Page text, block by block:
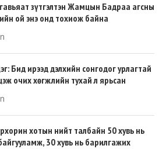
зүтгэлтэн Жамцын Бадраа агсны
ой энэ онд тохиож байна
Бид ирээд дэлхийн сонгодог урлагтай
очих хөгжлийн тухай л ярьсан
хотын нийт талбайн 50 хувь нь
30 хувь нь барилгажих